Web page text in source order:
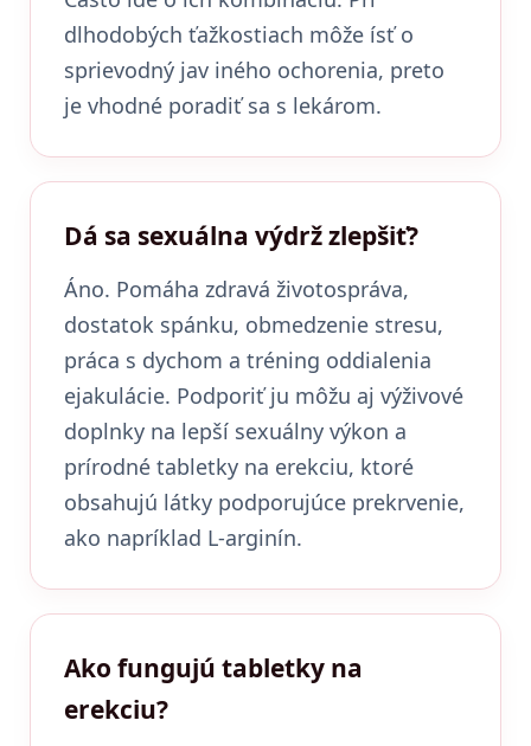
dlhodobých ťažkostiach môže ísť o
sprievodný jav iného ochorenia, preto
je vhodné poradiť sa s lekárom.
Dá sa sexuálna výdrž zlepšiť?
Áno. Pomáha zdravá životospráva,
dostatok spánku, obmedzenie stresu,
práca s dychom a tréning oddialenia
ejakulácie. Podporiť ju môžu aj výživové
doplnky na lepší sexuálny výkon a
prírodné tabletky na erekciu, ktoré
obsahujú látky podporujúce prekrvenie,
ako napríklad L-arginín.
Ako fungujú tabletky na
erekciu?